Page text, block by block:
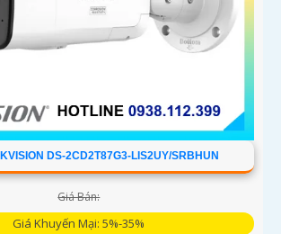
DS-2CD2T87G3-LIS2UY/SRBHUN
Giá Bán:
Giá Khuyến Mại: 5%-35%